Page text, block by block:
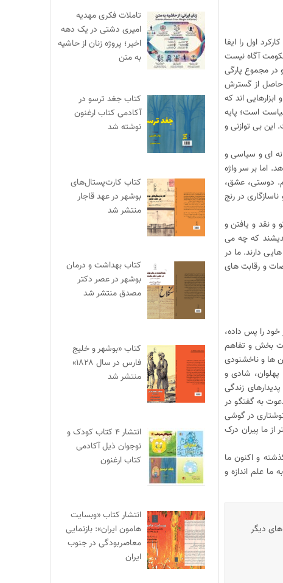
اول را ایفا
آگاه نیست
در مجموع پارگی
حاصل از گسترش
و ابزارهایی اند که
است؛ پایه
این بی توازنی و
ای و سیاسی و
اما بر سر واژه
دوستی، عشق،
در رنج
و نقد و یافتن و
که چه می
دارند. ما در
و رقابت های
را پس داده،
بخش و تفاهم
ها و ناخشنودی
شادی و
زندگی
به گفتگو در
در گوشی
ما پیران درک
و اکنون ما
علم اندازه و
دیگر
تاملات فکری مهدیه
امیری دشتی در یک دهه
اخیر؛ پروژه زنان از حاشیه
به متن
کتاب جغد ترسو در
آکادمی کتاب ارغنون
نوشته شد
کتاب کارت‌پستال‌های
بوشهر در عهد قاجار
منتشر شد
کتاب بهداشت و درمان
بوشهر در عصر دکتر
مصدق منتشر شد
کتاب «بوشهر و خلیج
فارس در سال ۱۸۲۸»
منتشر شد
انتشار ۴ کتاب کودک و
نوجوان ذیل آکادمی
کتاب ارغنون
انتشار کتاب «وبسایت
هامون ایران»: بازنمایی
معاصربودگی در جنوب
ایران